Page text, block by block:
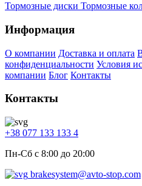
Тормозные диски Тормозные
Информация
О компании Доставка и оплата
конфиденциальности Условия
компании Блог Контакты
Контакты
+38 077 133 133 4
Пн-Сб с 8:00 до 20:00
brakesystem@avto-stop.com